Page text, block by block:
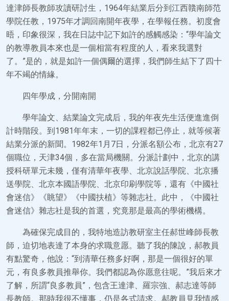
達津師長教師攻讀研討生，1964年結業后分到江西贛南師范
學院任教，1975年才調回南開年夜學，在學報任務。初度會
晤，印象很深，我在日誌中記下如許的感觸感染：“學年論文
的教導教員本來也是一個相當有程度的人，看來我選對
了。”是的，就是如許一個偶爾的選擇，我們師生結下了四十
年不竭的情緣。
四年學成，分開南開
學年論文、結業論文完成后，我的年夜先生活便進進倒
計時階段。到1981年年末，一切的課程都已停止，就等候著
結業分派的新聞。1982年1月7日，分派名額公布，北京有27
個職位，天津34個，多在當局機關。分派計劃中，北京的講
授科研單元未幾，僅有清華年夜學、北京說話學院、北京播
送學院、北京本國語學院、北京印刷學院等，還有《中國社
會迷信》《眺望》《中國扶植》等雜志社。此中，《中國社
會迷信》雜志社是我的首選，究竟那是最高的學術機構。
為確保完成目的，我特地造訪教研室主任郝世峰師長教
師，迫切地表達了本身的求職意愿。聽了我的陳說，郝教員
有點驚奇，他說：“到清華任務多好啊，那是一個很好的單
元，有良多教員推舉你。我們都認為你愿意往呢。”我后來才
了解，所謂“良多教員”，包含王達津、羅宗強、郝志達等師
長教師。那時我很不懂事，仍是各式請求。郝教員見我情感